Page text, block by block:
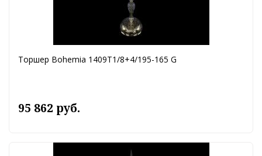
Торшер Bohemia 1409T1/8+4/195-165 G
95 862 руб.